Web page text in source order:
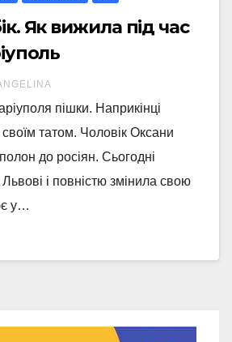
Як вижила під час
пішки. Наприкінці
татом. Чоловік Оксани
до росіян. Сьогодні
і повністю змінила свою
у…